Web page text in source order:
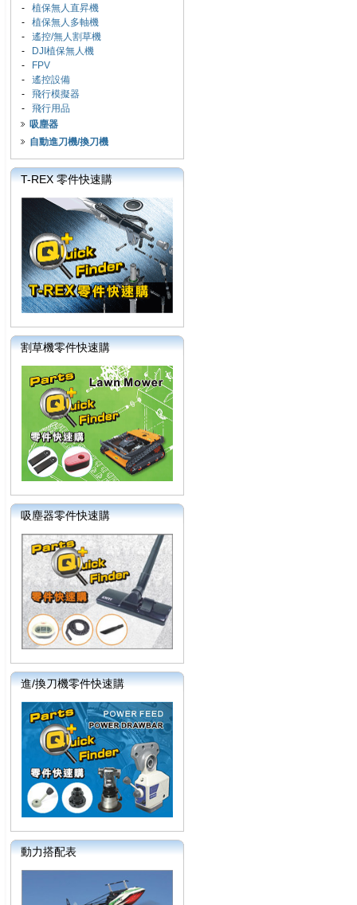
- 植保無人直昇機
- 植保無人多軸機
- 遙控/無人割草機
-
DJI植保無人機
-
FPV
- 遙控設備
- 飛行模擬器
- 飛行用品
吸塵器
自動進刀機/換刀機
T-REX 零件快速購
割草機零件快速購
吸塵器零件快速購
進/換刀機零件快速購
動力搭配表